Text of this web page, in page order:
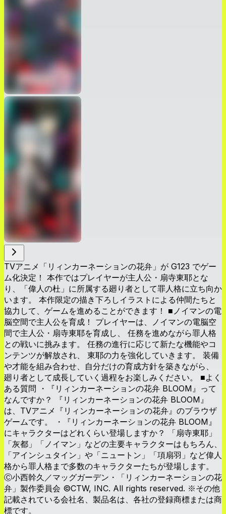
TVアニメ「リィンカーネーションの花弁」が G123 でゲー
ム化決定！ 本作ではプレイヤーが主人公・扇寺東耶とな
り、「偉人の杜」に所属する廻り者として罪人格に立ち向か
います。 本作限定の描き下ろしイラストによる仲間たちと
協力して、ゲームを進めることができます！ ■ノイマンの電
脳空間で主人公を育成！ プレイヤーは、ノイマンの電脳空
間で主人公・扇寺東耶を育成し、 任務を進めながら罪人格
との戦いに挑みます。 任務の進行に応じて新たな機能やコ
ンテンツが解放され、 東耶の力を強化していきます。 装備
や才能を組み合わせ、自分だけの育成方針を築きながら、
廻り者として成長していく過程をお楽しみください。 ■よく
ある質問 ・『リィンカーネーションの花弁 BLOOM』って
なんですか？ 『リィンカーネーションの花弁 BLOOM』
は、TVアニメ『リィンカーネーションの花弁』のブラウザ
ゲームです。 ・『リィンカーネーションの花弁 BLOOM』
にキャラクターはどれくらい登場しますか？ 「扇寺東耶」
「灰都」「ノイマン」などの主要キャラクターはもちろん、
「アインシュタイン」や「ニュートン」「項扇羽」など偉人
格から罪人格まで多数のキャラクターたちが登場します。
Ⓒ小西幹久／マッグガーデン・「リィンカーネーションの花
弁」製作委員会 ©CTW, INC. All rights reserved. ※その他
記載されている会社名、製品名は、各社の登録商標または商
標です。